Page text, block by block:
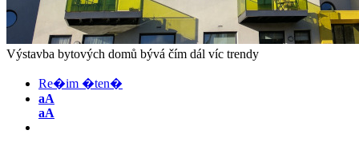
Výstavba bytových domů bývá čím dál víc trendy
Re�im �ten�
aA
aA